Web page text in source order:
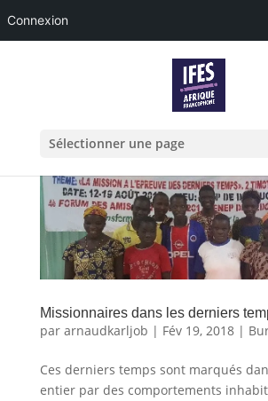
Connexion
Sélectionner une page
Missionnaires dans les derniers
par arnaudkarljob | Fév 19, 2018|
Ces derniers temps sont marqués
entier par des comportements